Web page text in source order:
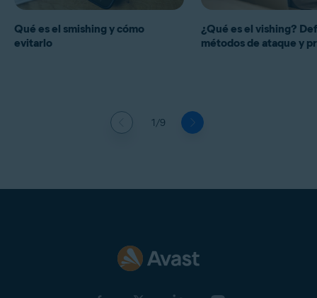
1/9
Qué es el smishing y cómo
evitarlo
¿Qué es el vishing?
métodos de ataque y